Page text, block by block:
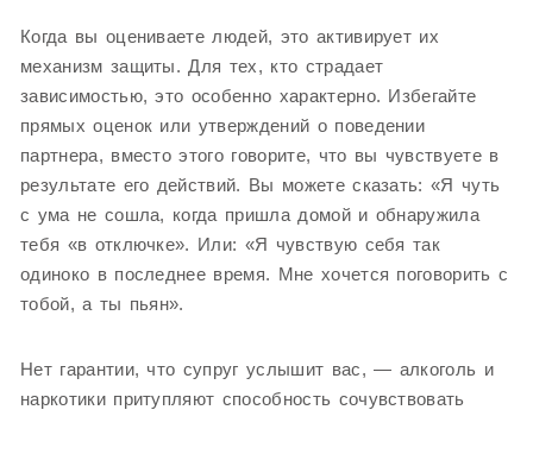
Когда вы оцениваете людей, это активирует их
механизм защиты. Для тех, кто страдает
зависимостью, это особенно характерно. Избегайте
прямых оценок или утверждений о поведении
партнера, вместо этого говорите, что вы чувствуете в
результате его действий. Вы можете сказать: «Я чуть
с ума не сошла, когда пришла домой и обнаружила
тебя «в отключке». Или: «Я чувствую себя так
одиноко в последнее время. Мне хочется поговорить с
тобой, а ты пьян».
Нет гарантии, что супруг услышит вас, — алкоголь и
наркотики притупляют способность сочувствовать